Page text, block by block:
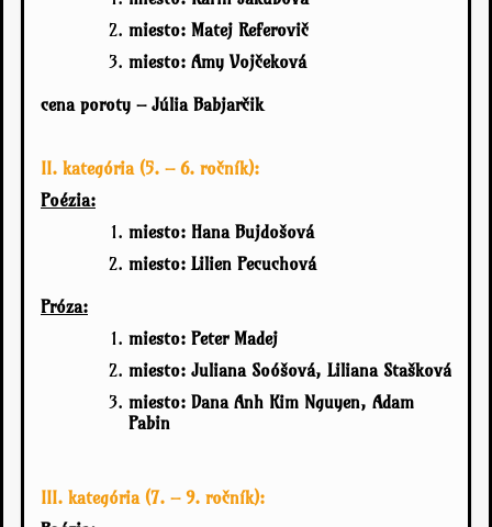
miesto: Matej Referovič
miesto: Amy Vojčeková
cena poroty – Júlia Babjarčik
II. kategória (5. – 6. ročník):
Poézia:
miesto: Hana Bujdošová
miesto:Lilien Pecuchová
Próza:
miesto: Peter Madej
miesto: Juliana Soóšová, Liliana Stašková
miesto: Dana Anh Kim Nguyen, Adam
Pabin
III. kategória (7. – 9. ročník):